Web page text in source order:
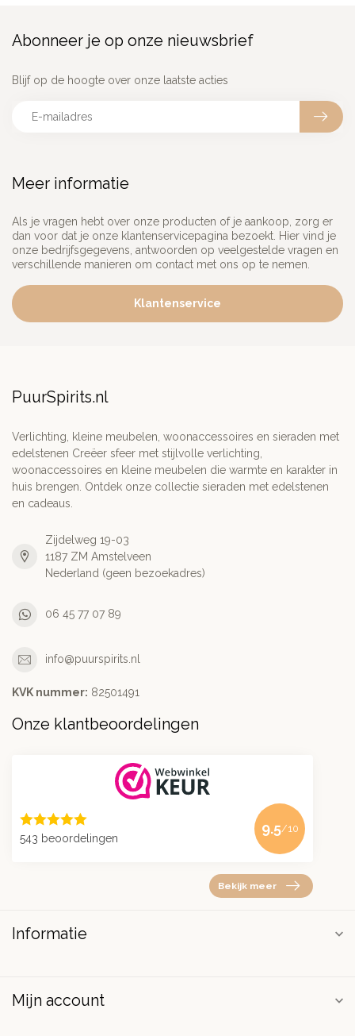
Meer informatie
Als je vragen hebt over onze producten of je aankoop, zorg er
dan voor dat je onze klantenservicepagina bezoekt. Hier vind je
onze bedrijfsgegevens, antwoorden op veelgestelde vragen en
verschillende manieren om contact met ons op te nemen.
Klantenservice
Abonneer je op onze nieuwsbrief
Blijf op de hoogte over onze laatste acties
PuurSpirits.nl
Verlichting, kleine meubelen, woonaccessoires en sieraden met
edelstenen Creëer sfeer met stijlvolle verlichting,
woonaccessoires en kleine meubelen die warmte en karakter in
huis brengen. Ontdek onze collectie sieraden met edelstenen
en cadeaus.
Zijdelweg 19-03
1187 ZM Amstelveen
Nederland (geen bezoekadres)
06 45 77 07 89
info@puurspirits.nl
KVK nummer: 82501491
Onze klantbeoordelingen
543 beoordelingen
9.5/10
Bekijk meer
Informatie
Mijn account